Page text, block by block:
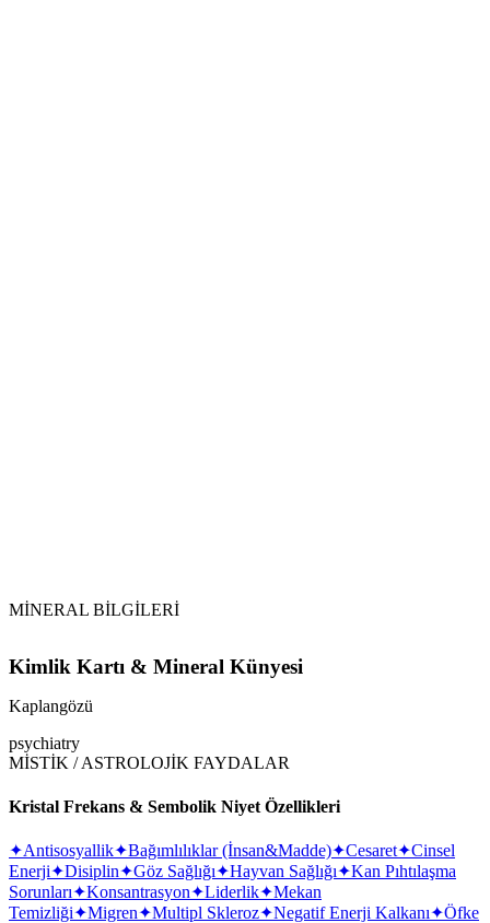
MİNERAL BİLGİLERİ
Kimlik Kartı & Mineral Künyesi
Kaplangözü
psychiatry
MİSTİK / ASTROLOJİK FAYDALAR
Kristal Frekans & Sembolik Niyet Özellikleri
✦Antisosyallik✦Bağımlılıklar (İnsan&Madde)✦Cesaret✦Cinsel
Enerji✦Disiplin✦Göz Sağlığı✦Hayvan Sağlığı✦Kan Pıhtılaşma
Sorunları✦Konsantrasyon✦Liderlik✦Mekan
Temizliği✦Migren✦Multipl Skleroz✦Negatif Enerji Kalkanı✦Öfke